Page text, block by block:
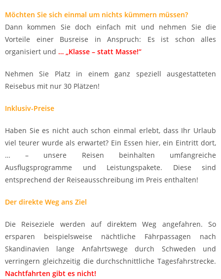
Möchten Sie sich einmal um nichts kümmern müssen?
Dann kommen Sie doch einfach mit und nehmen Sie die
Vorteile einer Busreise in Anspruch: Es ist schon alles
organisiert und … „Klasse – statt Masse!“
Nehmen Sie Platz in einem ganz speziell ausgestatteten
Reisebus mit nur 30 Plätzen!
Inklusiv-Preise
Haben Sie es nicht auch schon einmal erlebt, dass Ihr Urlaub
viel teurer wurde als erwartet? Ein Essen hier, ein Eintritt dort,
… – unsere Reisen beinhalten umfangreiche
Ausflugsprogramme und Leistungspakete. Diese sind
entsprechend der Reiseausschreibung im Preis enthalten!
Der direkte Weg ans Ziel
Die Reiseziele werden auf direktem Weg angefahren. So
ersparen beispielsweise nächtliche Fährpassagen nach
Skandinavien lange Anfahrtswege durch Schweden und
verringern gleichzeitig die durchschnittliche Tagesfahrstrecke.
Nachtfahrten gibt es nicht!